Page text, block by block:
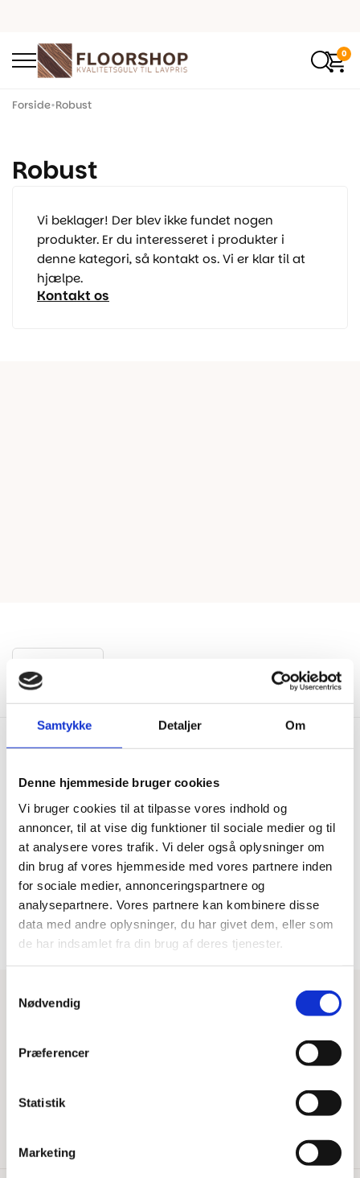
Samtykke Detaljer Om
Denne hjemmeside bruger cookies
Vi bruger cookies til at tilpasse vores indhold og
annoncer, til at vise dig funktioner til sociale medier og til
at analysere vores trafik. Vi deler også oplysninger om
din brug af vores hjemmeside med vores partnere inden
for sociale medier, annonceringspartnere og
analysepartnere. Vores partnere kan kombinere disse
data med andre oplysninger, du har givet dem, eller som
de har indsamlet fra din brug af deres tjenester.
Nødvendig
Præferencer
Statistik
Marketing
0
Forside•Robust
Robust
Vi beklager! Der blev ikke fundet nogen
produkter. Er du interesseret i produkter i
denne kategori, så kontakt os. Vi er klar til at
hjælpe.
Kontakt os
Prisgaranti
Vi har Danmarks billigste priser
på kvalitetsgulve!
Hurtig levering
Bestil inden kl. 15.00 – vi
afsender samme dag, når
varen er på lager.
100% dansk webshop
Dansk butik og webshop –
lokal service og gulveksperter.
Besøg vores butikker
kompetent rådgivning.
Har du brug for hjælp?
Blog